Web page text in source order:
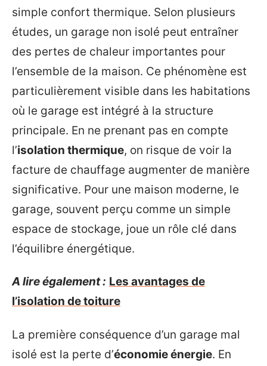
simple confort thermique. Selon plusieurs
études, un garage non isolé peut entraîner
des pertes de chaleur importantes pour
l’ensemble de la maison. Ce phénomène est
particulièrement visible dans les habitations
où le garage est intégré à la structure
principale. En ne prenant pas en compte
l’isolation thermique, on risque de voir la
facture de chauffage augmenter de manière
significative. Pour une maison moderne, le
garage, souvent perçu comme un simple
espace de stockage, joue un rôle clé dans
l’équilibre énergétique.
A lire également : Les avantages de
l’isolation de toiture
La première conséquence d’un garage mal
isolé est la perte d’économie énergie. En